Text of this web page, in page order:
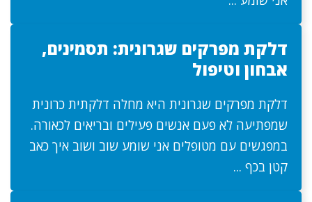
דלקת מפרקים שגרונית: תסמינים,
אבחון וטיפול
דלקת מפרקים שגרונית היא מחלה דלקתית כרונית
שמפתיעה לא פעם אנשים פעילים ובריאים לכאורה.
במפגשים עם מטופלים אני שומע שוב ושוב איך כאב
קטן בכף ...